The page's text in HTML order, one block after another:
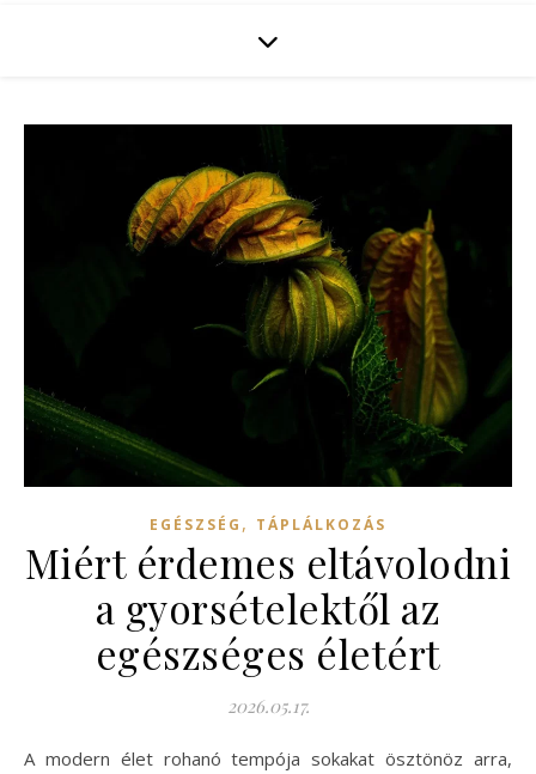
EGÉSZSÉG , TÁPLÁLKOZÁS
Miért érdemes eltávolodni
a gyorsételektől az
egészséges életért
2026.05.17.
A modern élet rohanó tempója sokakat ösztönöz arra,